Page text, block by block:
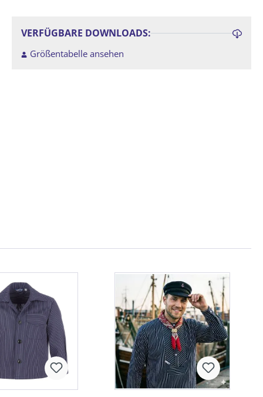
VERFÜGBARE DOWNLOADS:
Größentabelle ansehen